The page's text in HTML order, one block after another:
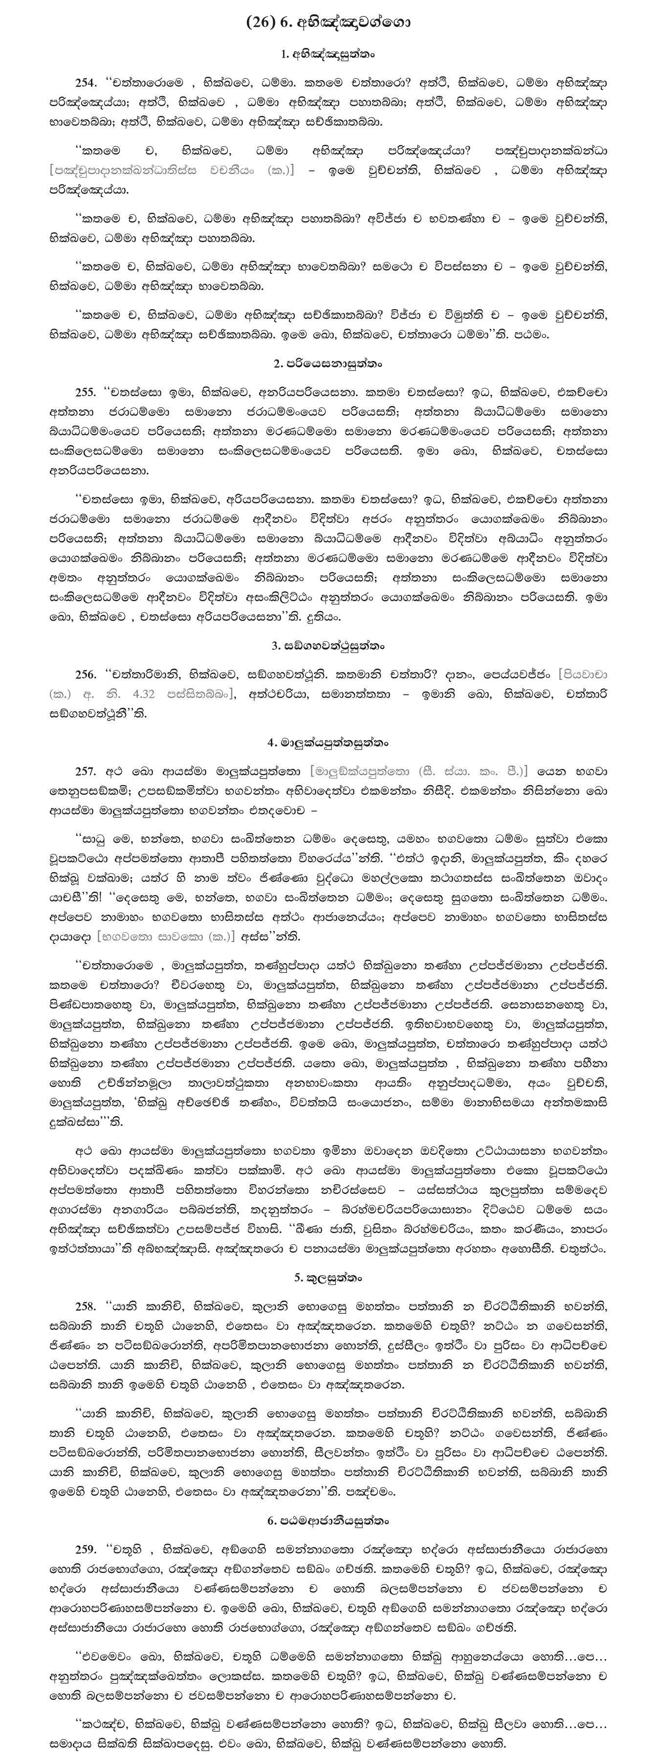
(26) 6. අභිඤ්ඤාවග්ගො
1. අභිඤ්ඤාසුත්තං
254. ‘‘චත්තාරොමෙ , භික්ඛවෙ, ධම්මා. කතමෙ චත්තාරො? අත්ථි, භික්ඛවෙ, ධම්මා අභිඤ්ඤා
පරිඤ්ඤෙය්යා; අත්ථි, භික්ඛවෙ , ධම්මා අභිඤ්ඤා පහාතබ්බා; අත්ථි, භික්ඛවෙ, ධම්මා අභිඤ්ඤා
භාවෙතබ්බා; අත්ථි, භික්ඛවෙ, ධම්මා අභිඤ්ඤා සච්ඡිකාතබ්බා.
‘‘කතමෙ ච, භික්ඛවෙ, ධම්මා අභිඤ්ඤා පරිඤ්ඤෙය්යා? පඤ්චුපාදානක්ඛන්ධා
[පඤ්චුපාදානක්ඛන්ධාතිස්ස වචනීයං (ක.)]
– ඉමෙ වුච්චන්ති, භික්ඛවෙ , ධම්මා අභිඤ්ඤා
පරිඤ්ඤෙය්යා.
‘‘කතමෙ ච, භික්ඛවෙ, ධම්මා අභිඤ්ඤා පහාතබ්බා? අවිජ්ජා ච භවතණ්හා ච – ඉමෙ වුච්චන්ති,
භික්ඛවෙ, ධම්මා අභිඤ්ඤා පහාතබ්බා.
‘‘කතමෙ ච, භික්ඛවෙ, ධම්මා අභිඤ්ඤා භාවෙතබ්බා? සමථො ච විපස්සනා ච – ඉමෙ වුච්චන්ති,
භික්ඛවෙ, ධම්මා අභිඤ්ඤා භාවෙතබ්බා.
‘‘කතමෙ ච, භික්ඛවෙ, ධම්මා අභිඤ්ඤා සච්ඡිකාතබ්බා? විජ්ජා ච විමුත්ති ච – ඉමෙ වුච්චන්ති,
භික්ඛවෙ, ධම්මා අභිඤ්ඤා සච්ඡිකාතබ්බා. ඉමෙ ඛො, භික්ඛවෙ, චත්තාරො ධම්මා’’ති. පඨමං.
2. පරියෙසනාසුත්තං
255. ‘‘චතස්සො ඉමා, භික්ඛවෙ, අනරියපරියෙසනා. කතමා චතස්සො? ඉධ, භික්ඛවෙ, එකච්චො
අත්තනා ජරාධම්මො සමානො ජරාධම්මංයෙව පරියෙසති; අත්තනා බ්යාධිධම්මො සමානො
බ්යාධිධම්මංයෙව පරියෙසති; අත්තනා මරණධම්මො සමානො මරණධම්මංයෙව පරියෙසති; අත්තනා
සංකිලෙසධම්මො සමානො සංකිලෙසධම්මංයෙව පරියෙසති. ඉමා ඛො, භික්ඛවෙ, චතස්සො
අනරියපරියෙසනා.
‘‘චතස්සො ඉමා, භික්ඛවෙ, අරියපරියෙසනා. කතමා චතස්සො? ඉධ, භික්ඛවෙ, එකච්චො අත්තනා
ජරාධම්මො සමානො ජරාධම්මෙ ආදීනවං විදිත්වා අජරං අනුත්තරං යොගක්ඛෙමං නිබ්බානං
පරියෙසති; අත්තනා බ්යාධිධම්මො සමානො බ්යාධිධම්මෙ ආදීනවං විදිත්වා අබ්යාධිං අනුත්තරං
යොගක්ඛෙමංනිබ්බානං පරියෙසති; අත්තනා මරණධම්මො සමානො මරණධම්මෙ ආදීනවං විදිත්වා
අමතං අනුත්තරං යොගක්ඛෙමං නිබ්බානං පරියෙසති; අත්තනා සංකිලෙසධම්මො සමානො
සංකිලෙසධම්මෙ ආදීනවංවිදිත්වා අසංකිලිට්ඨං අනුත්තරං යොගක්ඛෙමං නිබ්බානං පරියෙසති. ඉමා
ඛො, භික්ඛවෙ , චතස්සො අරියපරියෙසනා’’ති. දුතියං.
3. සඞ්ගහවත්ථුසුත්තං
256. ‘‘චත්තාරිමානි, භික්ඛවෙ, සඞ්ගහවත්ථූනි. කතමානි චත්තාරි? දානං, පෙය්යවජ්ජං
[පියවාචා
(ක.) අ. නි. 4.32 පස්සිතබ්බං] , අත්ථචරියා, සමානත්තතා – ඉමානි ඛො, භික්ඛවෙ, චත්තාරි
සඞ්ගහවත්ථූනී’’ති.
4. මාලුක්යපුත්තසුත්තං
257. අථ ඛො ආයස්මා මාලුක්යපුත්තො [මාලුඞ්ක්යපුත්තො (සී. ස්යා. කං. පී.)]
යෙන භගවා
තෙනුපසඞ්කමි; උපසඞ්කමිත්වා භගවන්තං අභිවාදෙත්වා එකමන්තං නිසීදි. එකමන්තං නිසින්නො ඛො
ආයස්මා මාලුක්යපුත්තො භගවන්තං එතදවොච –
‘‘සාධු මෙ, භන්තෙ, භගවා සංඛිත්තෙන ධම්මං දෙසෙතු, යමහං භගවතො ධම්මං සුත්වා එකො
වූපකට්ඨො අප්පමත්තො ආතාපී පහිතත්තො විහරෙය්ය’’න්ති. ‘‘එත්ථ ඉදානි, මාලුක්යපුත්ත, කිං දහරෙ
භික්ඛූ වක්ඛාම; යත්ර හි නාම ත්වං ජිණ්ණො වුද්ධො මහල්ලකො තථාගතස්ස සංඛිත්තෙන ඔවාදං
යාචසී’’ති! ‘‘දෙසෙතු මෙ, භන්තෙ, භගවා සංඛිත්තෙන ධම්මං; දෙසෙතු සුගතො සංඛිත්තෙන ධම්මං.
අප්පෙව නාමාහං භගවතො භාසිතස්ස අත්ථං ආජානෙය්යං; අප්පෙව නාමාහං භගවතො භාසිතස්ස
දායාදො
[භගවතො සාවකො (ක.)] අස්ස’’න්ති.
‘‘චත්තාරොමෙ , මාලුක්යපුත්ත, තණ්හුප්පාදා යත්ථ භික්ඛුනො තණ්හා උප්පජ්ජමානා උප්පජ්ජති.
කතමෙ චත්තාරො? චීවරහෙතු වා, මාලුක්යපුත්ත, භික්ඛුනො තණ්හා උප්පජ්ජමානා උප්පජ්ජති.
පිණ්ඩපාතහෙතු වා, මාලුක්යපුත්ත, භික්ඛුනො තණ්හා උප්පජ්ජමානා උප්පජ්ජති. සෙනාසනහෙතු වා,
මාලුක්යපුත්ත, භික්ඛුනො තණ්හා උප්පජ්ජමානා උප්පජ්ජති. ඉතිභවාභවහෙතු වා, මාලුක්යපුත්ත,
භික්ඛුනො තණ්හා උප්පජ්ජමානා උප්පජ්ජති. ඉමෙ ඛො, මාලුක්යපුත්ත, චත්තාරො තණ්හුප්පාදා යත්ථ
භික්ඛුනො තණ්හා උප්පජ්ජමානා උප්පජ්ජති. යතො ඛො, මාලුක්යපුත්ත , භික්ඛුනො තණ්හා පහීනා
හොති උච්ඡින්නමූලා තාලාවත්ථුකතා අනභාවංකතා ආයතිං අනුප්පාදධම්මා, අයං වුච්චති,
මාලුක්යපුත්ත, ‘භික්ඛු අච්ඡෙච්ඡි තණ්හං, විවත්තයි සංයොජනං, සම්මා මානාභිසමයා අන්තමකාසි
දුක්ඛස්සා’’’ති.
අථ ඛො ආයස්මා මාලුක්යපුත්තො භගවතා ඉමිනා ඔවාදෙන ඔවදිතො උට්ඨායාසනා භගවන්තං
අභිවාදෙත්වා පදක්ඛිණං කත්වා පක්කාමි. අථ ඛො ආයස්මා මාලුක්යපුත්තො එකො වූපකට්ඨො
අප්පමත්තො ආතාපී පහිතත්තො විහරන්තො නචිරස්සෙව – යස්සත්ථාය කුලපුත්තා සම්මදෙව
අගාරස්මා අනගාරියං පබ්බජන්ති, තදනුත්තරං – බ්රහ්මචරියපරියොසානං දිට්ඨෙව ධම්මෙ සයං
අභිඤ්ඤා සච්ඡිකත්වා උපසම්පජ්ජ විහාසි. ‘‘ඛීණා ජාති, වුසිතං බ්රහ්මචරියං, කතං කරණීයං, නාපරං
ඉත්ථත්තායා’’ති අබ්භඤ්ඤාසි. අඤ්ඤතරො ච පනායස්මා මාලුක්යපුත්තො අරහතං අහොසීති. චතුත්ථං.
5. කුලසුත්තං
258. ‘‘යානි කානිචි, භික්ඛවෙ, කුලානි භොගෙසු මහත්තං පත්තානි න චිරට්ඨිතිකානි භවන්ති,
සබ්බානි තානි චතූහි ඨානෙහි, එතෙසං වා අඤ්ඤතරෙන. කතමෙහි චතූහි? නට්ඨං න ගවෙසන්ති,
ජිණ්ණං න පටිසඞ්ඛරොන්ති, අපරිමිතපානභොජනා හොන්ති, දුස්සීලං ඉත්ථිං වා පුරිසං වා ආධිපච්චෙ
ඨපෙන්ති. යානි කානිචි, භික්ඛවෙ, කුලානි භොගෙසු මහත්තං පත්තානි න චිරට්ඨිතිකානි භවන්ති,
සබ්බානි තානි ඉමෙහි චතූහි ඨානෙහි , එතෙසං වා අඤ්ඤතරෙන.
‘‘යානි කානිචි, භික්ඛවෙ, කුලානි භොගෙසු මහත්තං පත්තානි චිරට්ඨිතිකානි භවන්ති, සබ්බානි
තානි චතූහි ඨානෙහි, එතෙසං වා අඤ්ඤතරෙන. කතමෙහි චතූහි? නට්ඨං ගවෙසන්ති, ජිණ්ණං
පටිසඞ්ඛරොන්ති, පරිමිතපානභොජනා හොන්ති, සීලවන්තං ඉත්ථිං වා පුරිසං වා ආධිපච්චෙ ඨපෙන්ති.
යානි කානිචි, භික්ඛවෙ, කුලානි භොගෙසු මහත්තං පත්තානි චිරට්ඨිතිකානි භවන්ති, සබ්බානි තානි
ඉමෙහි චතූහි ඨානෙහි, එතෙසං වා අඤ්ඤතරෙනා’’ති. පඤ්චමං.
6. පඨමආජානීයසුත්තං
259. ‘‘චතූහි , භික්ඛවෙ, අඞ්ගෙහි සමන්නාගතො රඤ්ඤො භද්රො අස්සාජානීයො රාජාරහො
හොති රාජභොග්ගො, රඤ්ඤො අඞ්ගන්තෙව සඞ්ඛං ගච්ඡති. කතමෙහි චතූහි? ඉධ, භික්ඛවෙ, රඤ්ඤො
භද්රො අස්සාජානීයො වණ්ණසම්පන්නො ච හොති බලසම්පන්නො ච ජවසම්පන්නො ච
ආරොහපරිණාහසම්පන්නො ච. ඉමෙහි ඛො, භික්ඛවෙ, චතූහි අඞ්ගෙහි සමන්නාගතො රඤ්ඤො භද්රො
අස්සාජානීයො රාජාරහො හොති රාජභොග්ගො, රඤ්ඤො අඞ්ගන්තෙව සඞ්ඛං ගච්ඡති.
‘‘එවමෙවං ඛො, භික්ඛවෙ, චතූහි ධම්මෙහි සමන්නාගතො භික්ඛු ආහුනෙය්යො හොති…පෙ…
අනුත්තරං පුඤ්ඤක්ඛෙත්තං ලොකස්ස. කතමෙහි චතූහි? ඉධ, භික්ඛවෙ, භික්ඛු වණ්ණසම්පන්නො ච
හොති බලසම්පන්නො ච ජවසම්පන්නො ච ආරොහපරිණාහසම්පන්නො ච.
‘‘කථඤ්ච, භික්ඛවෙ, භික්ඛු වණ්ණසම්පන්නො හොති? ඉධ, භික්ඛවෙ, භික්ඛු සීලවා හොති…පෙ…
සමාදාය සික්ඛති සික්ඛාපදෙසු. එවං ඛො, භික්ඛවෙ, භික්ඛු වණ්ණසම්පන්නො හොති.